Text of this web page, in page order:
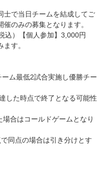
日チームを結成してご
のみの募集となります。
込）【個人参加】3,000円
す。
ム最低2試合実施し優勝チー
した時点で終了となる可能性
合はコールドゲームとなり
同点の場合は引き分けとす